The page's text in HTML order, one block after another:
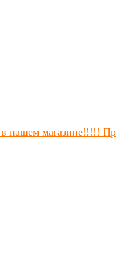
нашем магазине!!!!!